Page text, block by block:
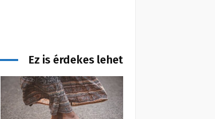
Ez is érdekes lehet